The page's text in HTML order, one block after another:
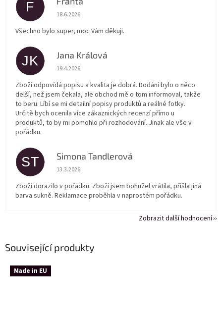
Související produkty
Made in EU
F Hodnocení obchodu je 5 z 5 hvězdiček.
18.6.2026
Všechno bylo super, moc Vám děkuji.
JK Jana Králová
Hodnocení obchodu je 5 z 5 hvězdiček.
19.4.2026
Zboží odpovídá popisu a kvalita je dobrá. Dodání bylo o něco
delší, než jsem čekala, ale obchod mě o tom informoval, takže
to beru. Líbí se mi detailní popisy produktů a reálné fotky.
Určitě bych ocenila více zákaznických recenzí přímo u
produktů, to by mi pomohlo při rozhodování. Jinak ale vše v
pořádku.
ST Simona Tandlerová
Hodnocení obchodu je 5 z 5 hvězdiček.
13.3.2026
Zboží dorazilo v pořádku. Zboží jsem bohužel vrátila, přišla jiná
barva sukně. Reklamace proběhla v naprostém pořádku.
Zobrazit další hodnocení